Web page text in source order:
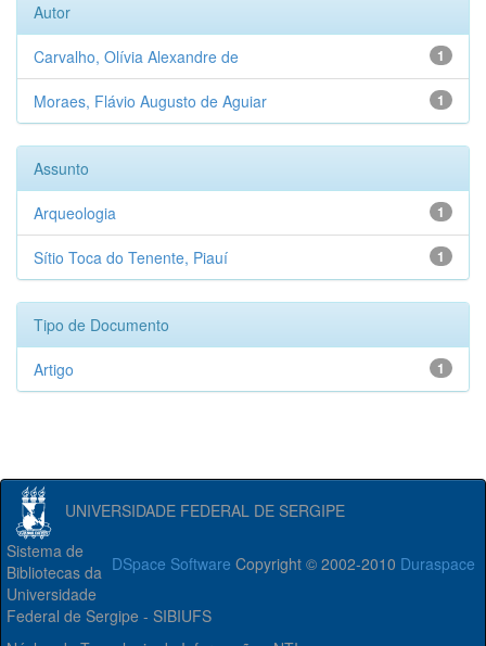
Autor
1
Carvalho, Olívia Alexandre de
1
Moraes, Flávio Augusto de Aguiar
Assunto
1
Arqueologia
1
Sítio Toca do Tenente, Piauí
Tipo de Documento
1
Artigo
UNIVERSIDADE FEDERAL DE SERGIPE
DSpace Software Copyright © 2002-2010 Duraspace
Sistema de
Bibliotecas da
Universidade
Federal de Sergipe - SIBIUFS